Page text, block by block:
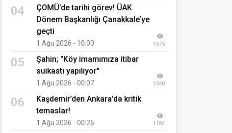
04
ÇOMÜ’de tarihi görev! ÜAK
Dönem Başkanlığı Çanakkale’ye
geçti
1 Ağu 2026 - 10:00 1575
05
Şahin; "Köy imamımıza itibar
suikastı yapılıyor"
1 Ağu 2026 - 00:07 1340
06
Kaşdemir’den Ankara’da kritik
temaslar!
1 Ağu 2026 - 00:26 1184